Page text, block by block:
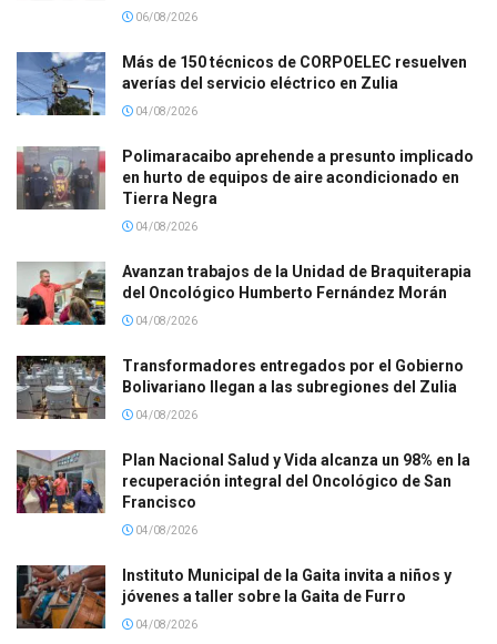
06/08/2026
Más de 150 técnicos de CORPOELEC resuelven
averías del servicio eléctrico en Zulia
04/08/2026
Polimaracaibo aprehende a presunto implicado
en hurto de equipos de aire acondicionado en
Tierra Negra
04/08/2026
Avanzan trabajos de la Unidad de Braquiterapia
del Oncológico Humberto Fernández Morán
04/08/2026
Transformadores entregados por el Gobierno
Bolivariano llegan a las subregiones del Zulia
04/08/2026
Plan Nacional Salud y Vida alcanza un 98% en la
recuperación integral del Oncológico de San
Francisco
04/08/2026
Instituto Municipal de la Gaita invita a niños y
jóvenes a taller sobre la Gaita de Furro
04/08/2026